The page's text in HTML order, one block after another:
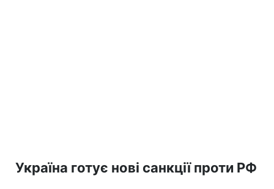
Україна готує нові санкції проти РФ